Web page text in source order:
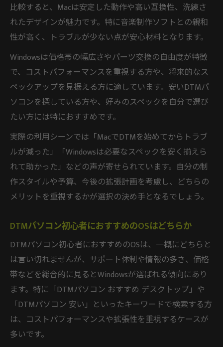
比較すると、Macは安定した動作や高い互換性、洗練さ
れたデザインが魅力です。特に音楽制作ソフトとの親和
性が高く、トラブルが少ない点が安心材料となります。
Windowsは価格帯の幅広さやパーツ交換の自由度が特徴
で、コストパフォーマンスを重視する方や、将来的なス
ペックアップを見据える方に適しています。安いDTMパ
ソコンを探している方や、好みのスペックを自分で選び
たい方には特におすすめです。
実際の利用シーンでは「MacでDTMを始めてからトラブ
ルが減った」「Windowsは必要なスペックを安く揃えら
れて助かった」などの声が寄せられています。自分の制
作スタイルや予算、今後の拡張計画を考慮し、どちらの
メリットを重視するかが選択の決め手となるでしょう。
DTMパソコン初心者におすすめのOSはどちらか
DTMパソコン初心者におすすめのOSは、一概にどちらと
は言い切れませんが、サポート体制や情報の多さ、価格
帯などを総合的に見るとWindowsが選ばれる傾向にあり
ます。特に「DTMパソコン おすすめ デスクトップ」や
「DTMパソコン 安い」といったキーワードで検索する方
は、コストパフォーマンスや拡張性を重視するケースが
多いです。